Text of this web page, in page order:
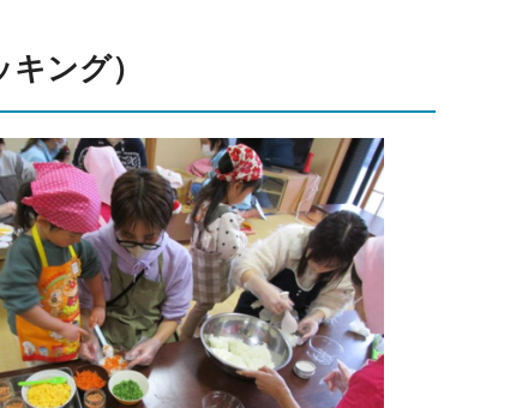
ング）